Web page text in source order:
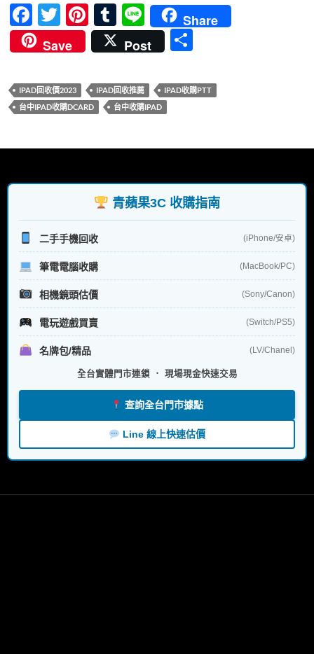
F
ac
e
b
o
k
T
w
itt
er
Pi
nt
er
es
t
T
u
m
bl
r
Li
n
e
Share
Save
Post
IPAD回收價2023 IPAD回收推薦
IPAD收購PTT
台中IPAD收購DCARD
台中收購IPAD
青蘋果3C 收購指南
二手手機回收 (iPhone/安卓)
筆電電腦收購 (MacBook/PC)
相機鏡頭估價 (Sony/Canon)
電玩遊戲買賣 (Switch/PS5)
名牌包/精品 (LV/Chanel)
全台實體門市連鎖 ． 現場現金快速交易
查詢全台門市據點
Line 線上快速估價